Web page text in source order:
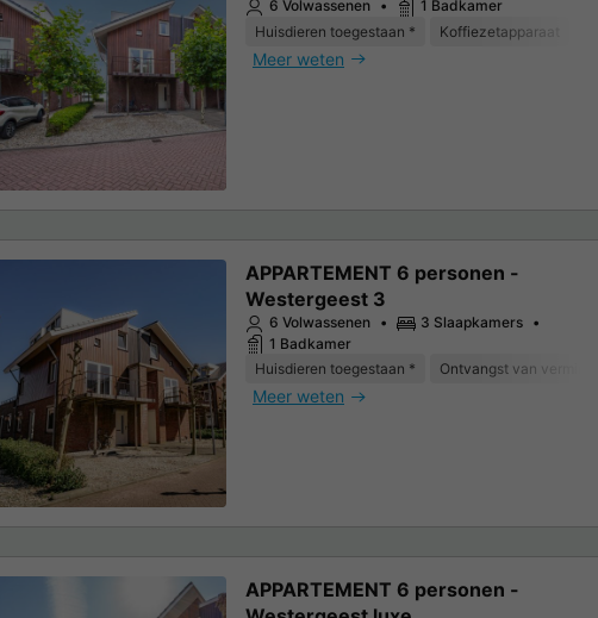
6 Volwassenen
1 Badkamer
Huisdieren toegestaan *
Koffiezetapparaat
Meer weten
APPARTEMENT 6 personen -
Westergeest 3
6 Volwassenen
3 Slaapkamers
1 Badkamer
Huisdieren toegestaan *
Ontvangst van
Meer weten
APPARTEMENT 6 personen -